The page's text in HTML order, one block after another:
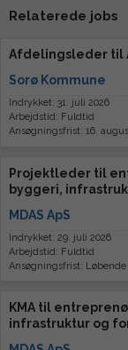
Relaterede jobs
Afdelingsleder til
Sorø Kommune
Indrykket: 31. juli 2026
Arbejdstid: Fuldtid
Ansøgningsfrist: 16.
Projektleder til
byggeri,
MDAS ApS
Indrykket: 29. juli 2026
Arbejdstid: Fuldtid
Ansøgningsfrist: Løbende
KMA til
infrastruktur og